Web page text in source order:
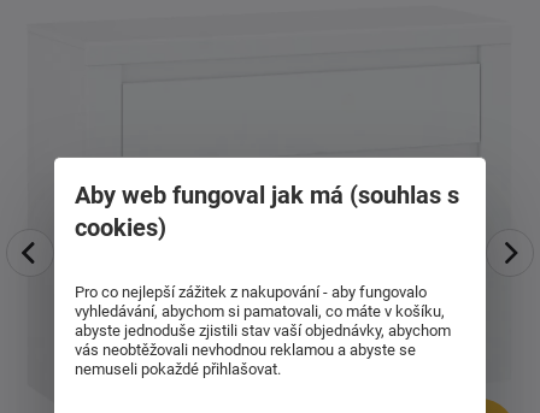
Aby web fungoval jak má (souhlas s
cookies)
Pro co nejlepší zážitek z nakupování - aby fungovalo
vyhledávání, abychom si pamatovali, co máte v košíku,
abyste jednoduše zjistili stav vaší objednávky, abychom
vás neobtěžovali nevhodnou reklamou a abyste se
nemuseli pokaždé přihlašovat.